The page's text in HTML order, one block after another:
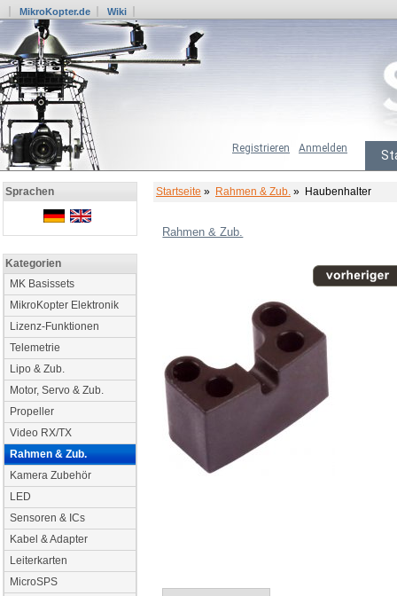
MikroKopter.de Wiki
Anmelden
Registrieren
Sprachen
Kategorien
MK Basissets
MikroKopter Elektronik
Lizenz-Funktionen
Telemetrie
Lipo & Zub.
Motor, Servo & Zub.
Propeller
Video RX/TX
Rahmen & Zub.
Kamera Zubehör
LED
Sensoren & ICs
Kabel & Adapter
Leiterkarten
MicroSPS
Startseite » Rahmen & Zub. » Haubenhalter
Rahmen & Zub.